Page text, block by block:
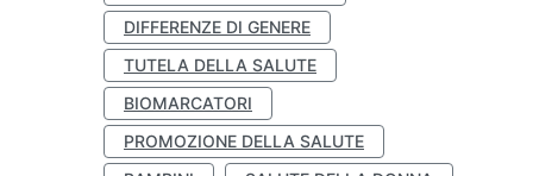
DIFFERENZE DI GENERE
TUTELA DELLA SALUTE
BIOMARCATORI
PROMOZIONE DELLA SALUTE